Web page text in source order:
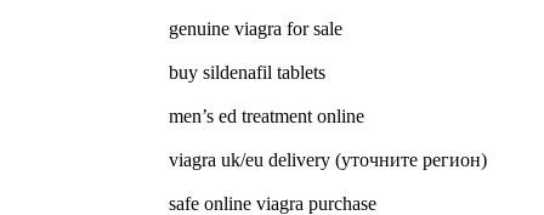
genuine viagra for sale
buy sildenafil tablets
men’s ed treatment online
viagra uk/eu delivery (уточните регион)
safe online viagra purchase